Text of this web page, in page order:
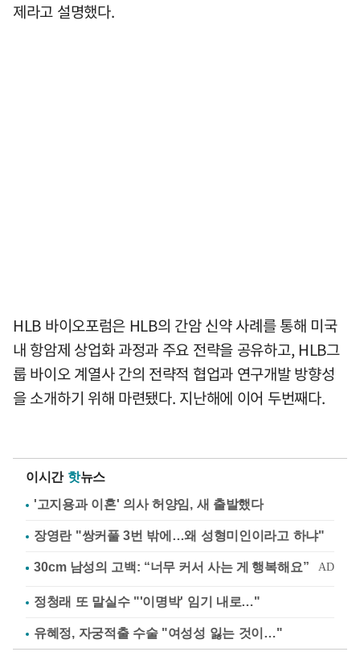
제라고 설명했다.
HLB 바이오포럼은 HLB의 간암 신약 사례를 통해 미국
내 항암제 상업화 과정과 주요 전략을 공유하고, HLB그
룹 바이오 계열사 간의 전략적 협업과 연구개발 방향성
을 소개하기 위해 마련됐다. 지난해에 이어 두번째다.
이시간 핫뉴스
'고지용과 이혼' 의사 허양임, 새 출발했다
장영란 "쌍커풀 3번 밖에…왜 성형미인이라고 하냐"
정청래 또 말실수 "'이명박' 임기 내로…"
유혜정, 자궁적출 수술 "여성성 잃는 것이…"